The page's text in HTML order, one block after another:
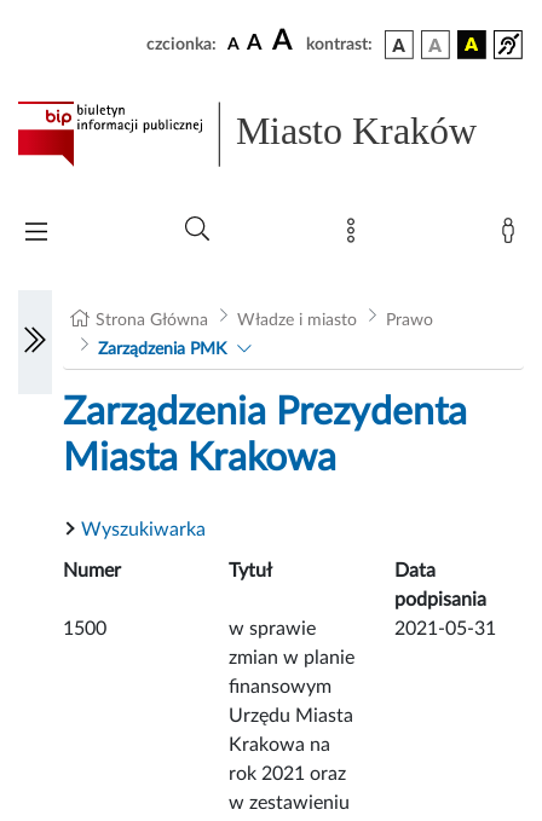
czcionka: A A A kontrast:
Miasto Kraków
Strona Główna Władze i miasto
Prawo
Zarządzenia PMK
Zarządzenia Prezydenta
Miasta Krakowa
Wyszukiwarka
Numer Tytuł
Data
podpisania
1500
w sprawie
zmian w planie
finansowym
Urzędu Miasta
Krakowa na
rok 2021 oraz
w zestawieniu
2021-05-31